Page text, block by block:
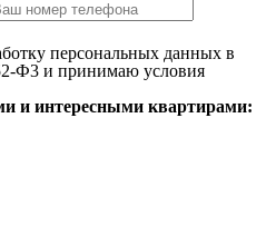
персональных данных в
Ф3 и принимаю условия
и интересными квартирами: